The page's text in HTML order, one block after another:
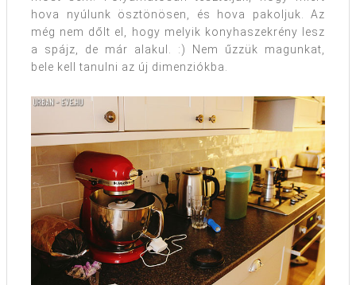
hova nyúlunk ösztönösen, és hova pakoljuk. Az
még nem dőlt el, hogy melyik konyhaszekrény lesz
a spájz, de már alakul. :) Nem űzzük magunkat,
bele kell tanulni az új dimenziókba.